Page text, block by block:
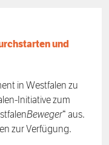
und
in Westfalen zu
Initiative zum
Beweger“ aus.
zur Verfügung.